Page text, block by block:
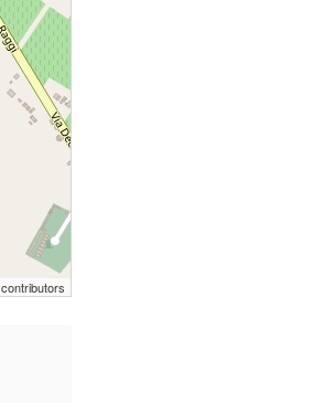
contributors